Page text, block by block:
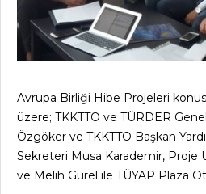
Avrupa Birliği Hibe Projeleri
üzere; TKKTTO ve TÜRDER
Özgöker ve TKKTTO Başkan
Sekreteri Musa Karademir, Proje
ve Melih Gürel ile TÜYAP Plaza